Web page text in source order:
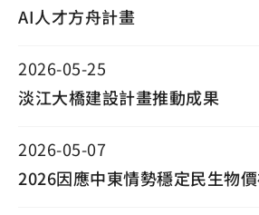
AI人才方舟計畫
2026-05-25
淡江大橋建設計畫推動成果
2026-05-07
2026因應中東情勢穩定民生物